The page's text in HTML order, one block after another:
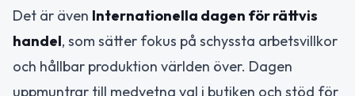
Det är även Internationella dagen för rättvis
handel, som sätter fokus på schyssta arbetsvillkor
och hållbar produktion världen över. Dagen
uppmuntrar till medvetna val i butiken och stöd för